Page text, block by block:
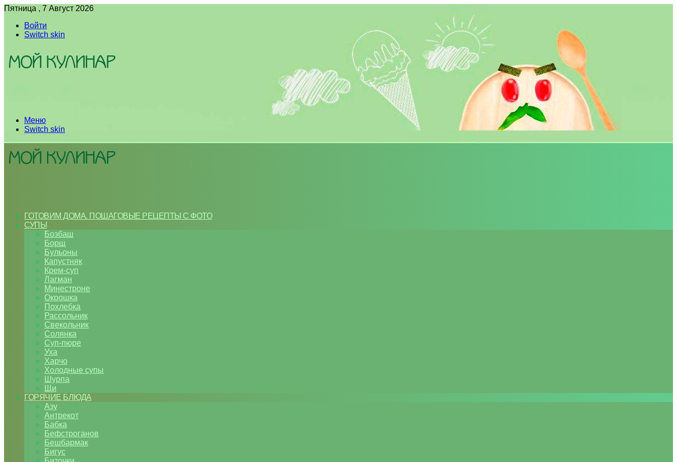
Пятница , 7 Август 2026
Войти
Switch skin
Меню
Switch skin
ГОТОВИМ ДОМА. ПОШАГОВЫЕ РЕЦЕПТЫ С ФОТО
СУПЫ
Бозбаш
Борщ
Бульоны
Капустняк
Крем-суп
Лагман
Минестроне
Окрошка
Похлебка
Рассольник
Свекольник
Солянка
Суп-пюре
Уха
Харчо
Холодные супы
Шурпа
Щи
ГОРЯЧИЕ БЛЮДА
Азу
Антрекот
Бабка
Бефстроганов
Бешбармак
Бигус